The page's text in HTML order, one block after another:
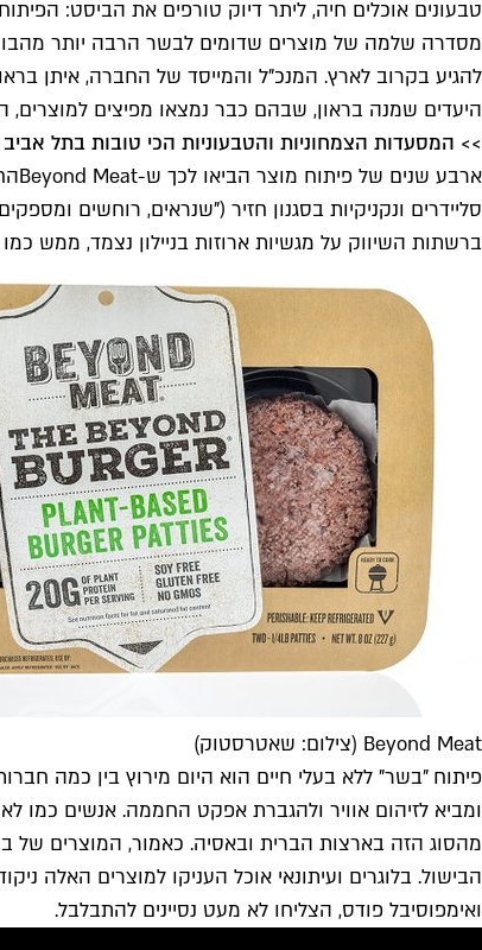
מסדרה שלמה של מוצרים שדומים לבשר הרבה יותר
היעדים שמנה בראון, שבהם כבר נמצאו מפיצים למוצרים,
>> המסעדות הצמחוניות והטבעוניות הכי טובות בתל אביב
סליידרים ונקניקיות בסגנון חזיר ("שנראים, רוחשים
ברשתות השיווק על מגשיות ארוזות בניילון נצמד, ממש
Beyond Meat (צילום: שאטרסטוק)
פיתוח "בשר" ללא בעלי חיים הוא היום מירוץ בין כמה
מהסוג הזה בארצות הברית ובאסיה. כאמור, המוצרים של
הבישול. בלוגרים ועיתונאי אוכל העניקו למוצרים האלה
ואימפוסיבל פודס, הצליחו לא מעט נסיינים להתבלבל.